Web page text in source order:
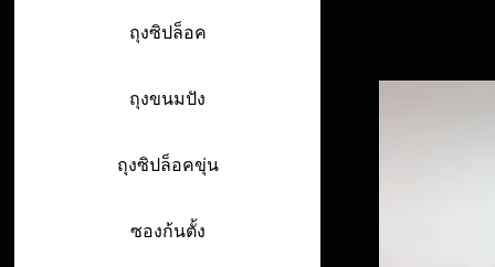
ถุงซิปล็อค
ถุงขนมปัง
ถุงซิปล็อคขุ่น
ซองก้นตั้ง